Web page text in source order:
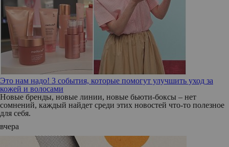
Это нам надо! 3 события, которые помогут улучшить уход за
кожей и волосами
Новые бренды, новые линии, новые бьюти-боксы – нет
сомнений, каждый найдет среди этих новостей что-то полезное
для себя.
вчера